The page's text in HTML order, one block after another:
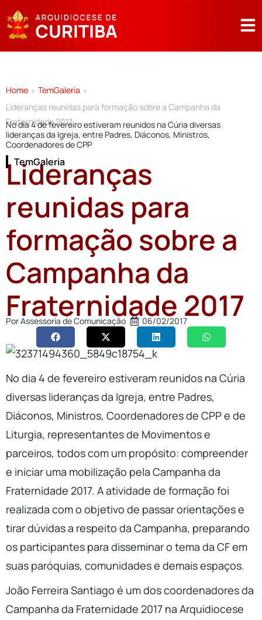
Home > TemGaleria >
Lideranças reunidas para formação sobre a Campanha da
Fraternidade 2017
No dia 4 de fevereiro estiveram reunidos na Cúria diversas
lideranças da Igreja, entre Padres, Diáconos, Ministros,
Coordenadores de CPP
TemGaleria
Lideranças
reunidas para
formação sobre a
Campanha da
Fraternidade 2017
PorAssessoria de Comunicação 06/02/2017
No dia 4 de fevereiro estiveram reunidos na Cúria
diversas lideranças da Igreja, entre Padres,
Diáconos, Ministros, Coordenadores de CPP e de
Liturgia, representantes de Movimentos e
parceiros, todos com um propósito: compreender
e iniciar uma mobilização pela Campanha da
Fraternidade 2017. A atividade de formação foi
realizada com o objetivo de passar orientações e
tirar dúvidas a respeito da Campanha, preparando
os participantes para disseminar o tema da CF em
suas paróquias, comunidades e demais espaços.
João Ferreira Santiago é um dos coordenadores da
Campanha da Fraternidade 2017 na Arquidiocese